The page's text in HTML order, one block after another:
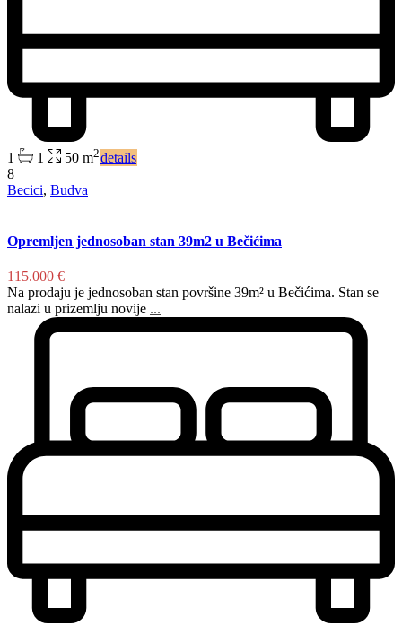
1 1 50 m2details
8
Becici, Budva
Opremljen jednosoban stan 39m2 u Bečićima
115.000 €
Na prodaju je jednosoban stan površine 39m² u Bečićima. Stan se
nalazi u prizemlju novije ...